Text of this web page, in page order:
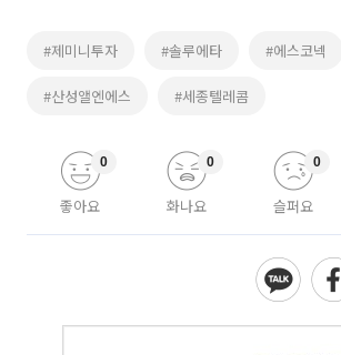
#제미니투자 #솔루에타 #에스코넥
#산성앨엔에스 #세종텔레콤
좋아요
0
화나요
0
슬퍼요
0